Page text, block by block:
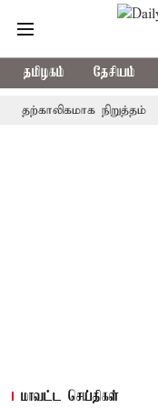
தமிழகம் தேசியம்
நிறுத்தம்
மாவட்ட செய்திகள்